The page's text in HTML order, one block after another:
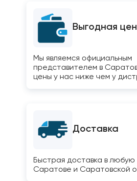
Выгодная
Мы являемся официальным
представителем в
цены у нас ниже чем у
Доставка
Быстрая доставка в любую
Саратове и Саратовской